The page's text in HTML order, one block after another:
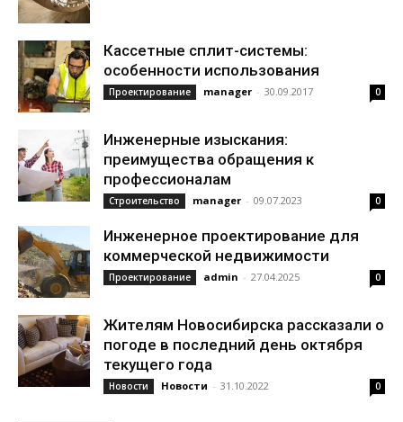
Кассетные сплит-системы:
особенности использования
Проектирование manager - 30.09.2017 0
Инженерные изыскания:
преимущества обращения к
профессионалам
Строительство manager - 09.07.2023 0
Инженерное проектирование для
коммерческой недвижимости
Проектирование admin - 27.04.2025 0
Жителям Новосибирска рассказали о
погоде в последний день октября
текущего года
Новости Новости - 31.10.2022 0